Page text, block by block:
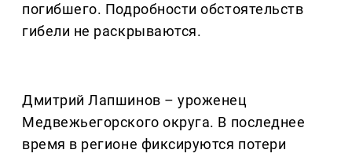
погибшего. Подробности обстоятельств
гибели не раскрываются.
Дмитрий Лапшинов – уроженец
Медвежьегорского округа. В последнее
время в регионе фиксируются потери